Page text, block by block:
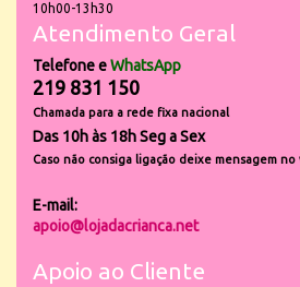
10h00-13h30
Atendimento Geral
Telefone eWhatsApp
219 831 150
Chamada para a rede fixa nacional
Das 10h às 18h Seg a Sex
Caso não consiga ligação deixe mensagem
E-mail:
apoio@lojadacrianca.net
Apoio ao Cliente